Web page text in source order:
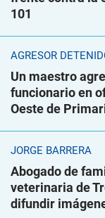
101
AGRESOR
Un maestro
funcionario en
Oeste de
JORGE BARRERA
Abogado de
veterinaria de
difundir